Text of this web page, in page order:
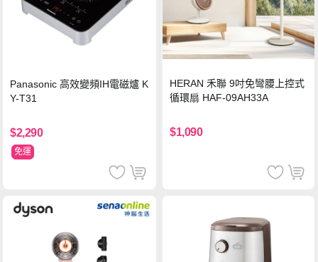
Panasonic 高效變頻IH電磁爐 K
Y-T31
$2,290
免運
HERAN 禾聯 9吋免彎腰上控式
循環扇 HAF-09AH33A
$1,090